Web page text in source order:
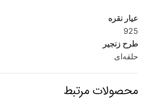
عیار نقره
925
طرح زنجیر
حلقه‌ای
محصولات مرتبط